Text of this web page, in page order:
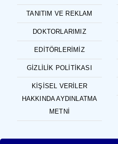
TANITIM VE REKLAM
DOKTORLARIMIZ
EDITÖRLERIMIZ
GIZLILIK POLITIKASI
KIŞISEL VERILER
HAKKINDA AYDINLATMA
METNI